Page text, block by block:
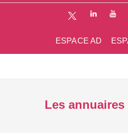
ESPACE AD
Les annuaires